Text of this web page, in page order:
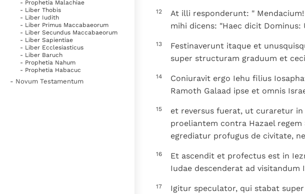
- Prophetia Malachiae
- Liber Thobis
- Liber Iudith
- Liber Primus Maccabaeorum
- Liber Secundus Maccabaeorum
- Liber Sapientiae
- Liber Ecclesiasticus
- Liber Baruch
- Prophetia Nahum
- Prophetia Habacuc
- Novum Testamentum
12
At illi responderunt: "
mihi dicens: "Haec dicit Dominus:
13
Festinaverunt itaque et
super structuram graduum et
14
Coniuravit ergo Iehu filius
Ramoth Galaad ipse et omnis
15
et reversus fuerat, ut curaretur
proeliantem contra Hazael
egrediatur profugus de civitate,
16
Et ascendit et profectus est in
Iudae descenderat ad visitandum
17
Igitur speculator, qui stabat